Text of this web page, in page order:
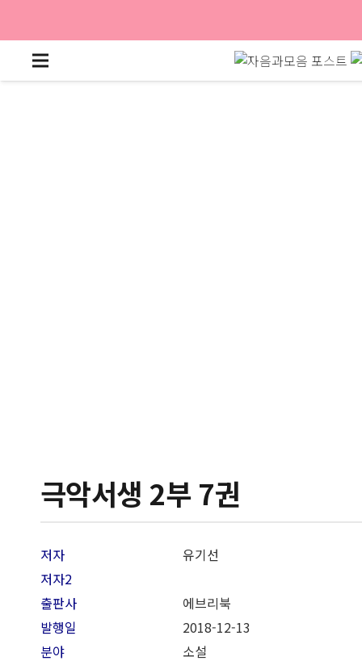
극악서생 2부 7권
저자
유기선
저자2
출판사
에브리북
발행일
2018-12-13
분야
소설